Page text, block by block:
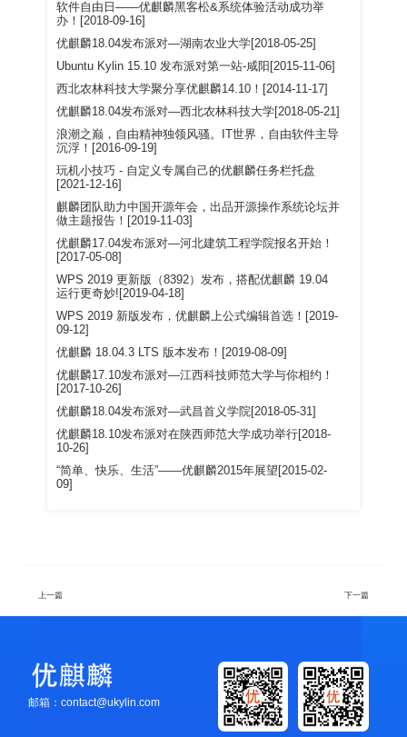
软件自由日——优麒麟黑客松&系统体验活动成功举
办！[2018-09-16]
优麒麟18.04发布派对—湖南农业大学[2018-05-25]
Ubuntu Kylin 15.10 发布派对第一站-咸阳[2015-11-06]
西北农林科技大学聚分享优麒麟14.10！[2014-11-17]
优麒麟18.04发布派对—西北农林科技大学[2018-05-21]
浪潮之巅，自由精神独领风骚。IT世界，自由软件主导
沉浮！[2016-09-19]
玩机小技巧 - 自定义专属自己的优麒麟任务栏托盘
[2021-12-16]
麒麟团队助力中国开源年会，出品开源操作系统论坛并
做主题报告！[2019-11-03]
优麒麟17.04发布派对—河北建筑工程学院报名开始！
[2017-05-08]
WPS 2019 更新版（8392）发布，搭配优麒麟 19.04
运行更奇妙![2019-04-18]
WPS 2019 新版发布，优麒麟上公式编辑首选！[2019-
09-12]
优麒麟 18.04.3 LTS 版本发布！[2019-08-09]
优麒麟17.10发布派对—江西科技师范大学与你相约！
[2017-10-26]
优麒麟18.04发布派对—武昌首义学院[2018-05-31]
优麒麟18.10发布派对在陕西师范大学成功举行[2018-
10-26]
“简单、快乐、生活”——优麒麟2015年展望[2015-02-
09]
上一篇 下一篇
邮箱：contact@ukylin.com